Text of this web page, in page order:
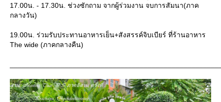
17.00น. - 17.30น. ช่วงซักถาม จากผู้ร่วมงาน จบการสัมนา(ภาค
กลางวัน)
19.00น. ร่วมรับประทานอาหารเย็น+สังสรรค์จิบเบียร์ ที่ร้านอาหาร
The wide (ภาคกลางคืน)